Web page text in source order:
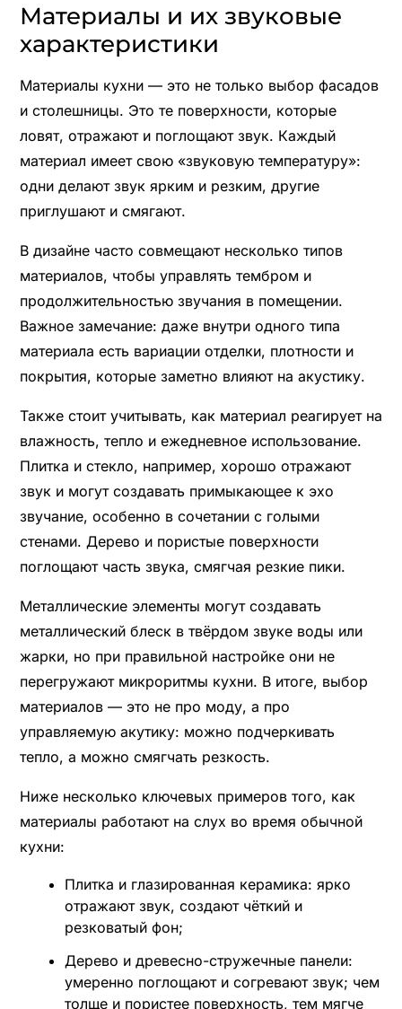
Материалы и их звуковые
характеристики
Материалы кухни — это не только выбор фасадов
и столешницы. Это те поверхности, которые
ловят, отражают и поглощают звук. Каждый
материал имеет свою «звуковую температуру»:
одни делают звук ярким и резким, другие
приглушают и смягают.
В дизайне часто совмещают несколько типов
материалов, чтобы управлять тембром и
продолжительностью звучания в помещении.
Важное замечание: даже внутри одного типа
материала есть вариации отделки, плотности и
покрытия, которые заметно влияют на акустику.
Также стоит учитывать, как материал реагирует на
влажность, тепло и ежедневное использование.
Плитка и стекло, например, хорошо отражают
звук и могут создавать примыкающее к эхо
звучание, особенно в сочетании с голыми
стенами. Дерево и пористые поверхности
поглощают часть звука, смягчая резкие пики.
Металлические элементы могут создавать
металлический блеск в твёрдом звуке воды или
жарки, но при правильной настройке они не
перегружают микроритмы кухни. В итоге, выбор
материалов — это не про моду, а про
управляемую акутику: можно подчеркивать
тепло, а можно смягчать резкость.
Ниже несколько ключевых примеров того, как
материалы работают на слух во время обычной
кухни:
Плитка и глазированная керамика: ярко
отражают звук, создают чёткий и
резковатый фон;
Дерево и древесно-стружечные панели:
умеренно поглощают и согревают звук; чем
толще и пористее поверхность, тем мягче